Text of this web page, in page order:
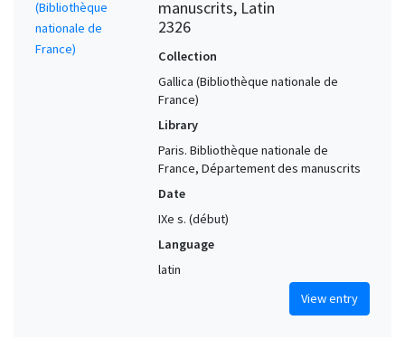
manuscrits, Latin
2326
Collection
Gallica (Bibliothèque nationale de
France)
Library
Paris. Bibliothèque nationale de
France, Département des manuscrits
Date
IXe s. (début)
Language
latin
View entry